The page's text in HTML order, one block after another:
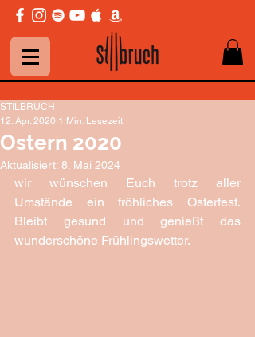
Ostern 2020
STILBRUCH
12. Apr. 2020 1 Min. Lesezeit
Aktualisiert: 8. Mai 2024
wir wünschen Euch trotz aller
Umstände ein fröhliches Osterfest.
Bleibt gesund und genießt das
wunderschöne Frühlingswetter.